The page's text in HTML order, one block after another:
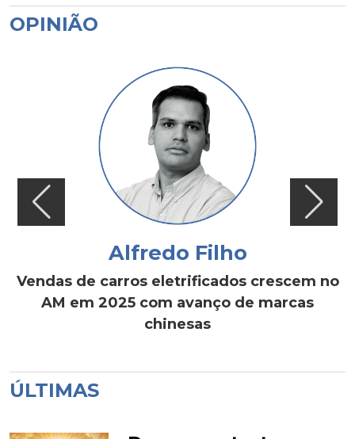
OPINIÃO
Alfredo Filho
Vendas de carros eletrificados crescem no
AM em 2025 com avanço de marcas
chinesas
ÚLTIMAS